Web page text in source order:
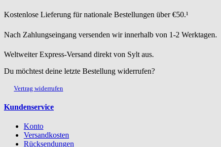
Kostenlose Lieferung für nationale Bestellungen über €50.¹
Nach Zahlungseingang versenden wir innerhalb von 1-2 Werktagen.
Weltweiter Express-Versand direkt von Sylt aus.
Du möchtest deine letzte Bestellung widerrufen?
Vertrag widerrufen
Kundenservice
Konto
Versandkosten
Rücksendungen